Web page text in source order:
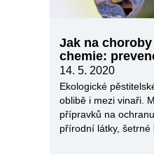
Jak na
chemie:
přípravky
14. 5. 2020
Ekologické
oblibě i mezi vinaři.
přípravků na
přírodní látky, šetrné